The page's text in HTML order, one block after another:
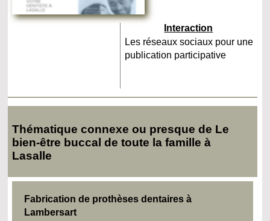
Interaction
Les réseaux sociaux pour une
publication participative
Thématique connexe ou presque de Le
bien-être buccal de toute la famille à
Lasalle
Fabrication de prothèses dentaires à
Lambersart